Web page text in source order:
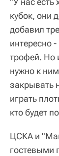
кубок, они
добавил
интересно
трофей. Но
нужно к
закрывать
играть
кто будет
ЦСКА и
гостевыми